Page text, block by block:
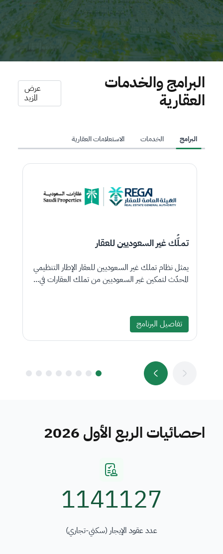
البرامج والخدمات
العقارية
عرض
المزيد
البرامج الخدمات الاستعلامات العقارية
تمـلُّك غير السعوديين للعقار
يمثل نظام تملك غير السعوديين للعقار الإطار التنظيمي
المحدّث لتمكين غير السعوديين من تملك العقارات في...
تفاصيل البرنامج
احصائيات الربع الأول 2026
1141127
عدد عقود الإيجار (سكني-تجاري)